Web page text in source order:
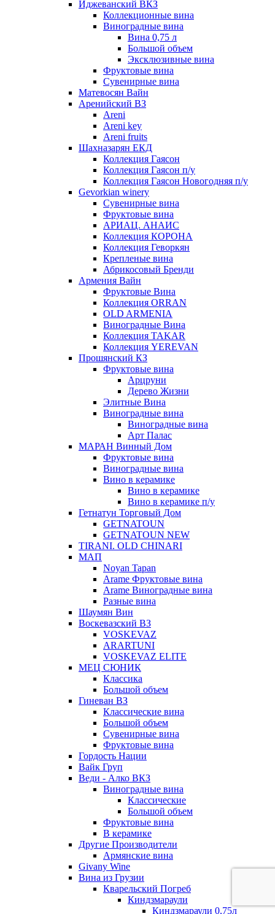
Иджеванский ВКЗ
Коллекционные вина
Виноградные вина
Вина 0,75 л
Большой объем
Эксклюзивные вина
Фруктовые вина
Cувенирные вина
Матевосян Вайн
Аренийский ВЗ
Areni
Areni key
Areni fruits
Шахназарян ЕКД
Коллекция Гаясон
Коллекция Гаясон п/у
Коллекция Гаясон Новогодняя п/у
Gevorkian winery
Сувенирные вина
Фруктовые вина
АРИАЦ. АНАИС
Коллекция КОРОНА
Коллекция Геворкян
Крепленые вина
Абрикосовый Бренди
Армения Вайн
Фруктовые Вина
Коллекция ORRAN
OLD ARMENIA
Виноградные Вина
Коллекция TAKAR
Коллекция YEREVAN
Прошянский КЗ
Фруктовые вина
Арцруни
Дерево Жизни
Элитные Вина
Виноградные вина
Виноградные вина
Арт Палас
МАРАН Винный Дом
Фруктовые вина
Виноградные вина
Вино в керамике
Вино в керамике
Вино в керамике п/у
Гетнатун Торговый Дом
GETNATOUN
GETNATOUN NEW
TIRANI. OLD CHINARI
МАП
Noyan Tapan
Arame Фруктовые вина
Arame Виноградные вина
Разные вина
Шаумян Вин
Воскевазский ВЗ
VOSKEVAZ
ARARTUNI
VOSKEVAZ ELITE
МЕЦ СЮНИК
Классика
Большой объем
Гиневан ВЗ
Классические вина
Большой объем
Сувенирные вина
Фруктовые вина
Гордость Нации
Вайк Груп
Веди - Алко ВКЗ
Виноградные вина
Классические
Большой объем
Фруктовые вина
В керамике
Другие Производители
Армянские вина
Givany Wine
Вина из Грузии
Кварельский Погреб
Киндзмараули
Киндзмараули 0,75л